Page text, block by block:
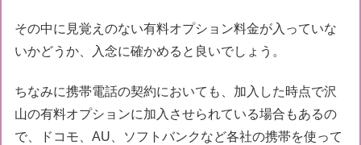
その中に見覚えのない有料オプション料金が入っていな
いかどうか、入念に確かめると良いでしょう。
ちなみに携帯電話の契約においても、加入した時点で沢
山の有料オプションに加入させられている場合もあるの
で、ドコモ、AU、ソフトバンクなど各社の携帯を使って